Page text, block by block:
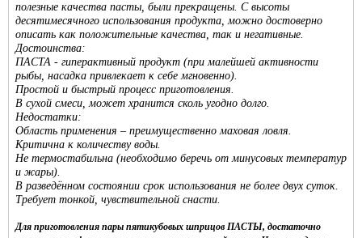
полезные качества пасты, были прекращены. С высоты
десятимесячного использования продукта, можно достоверно
описать как положительные качества, так и негативные.
Достоинства:
ПАСТА - гиперактивный продукт (при малейшей активности
рыбы, насадка привлекает к себе мгновенно).
Простой и быстрый процесс приготовления.
В сухой смеси, может хранится сколь угодно долго.
Недостатки:
Область применения – преимущественно маховая ловля.
Критична к количеству воды.
Не термостабильна (необходимо беречь от минусовых температур
и жары).
В разведённом состоянии срок использования не более двух суток.
Требует тонкой, чувствительной снасти.
Для приготовления пары пятикубовых шприцов ПАСТЫ, достаточно